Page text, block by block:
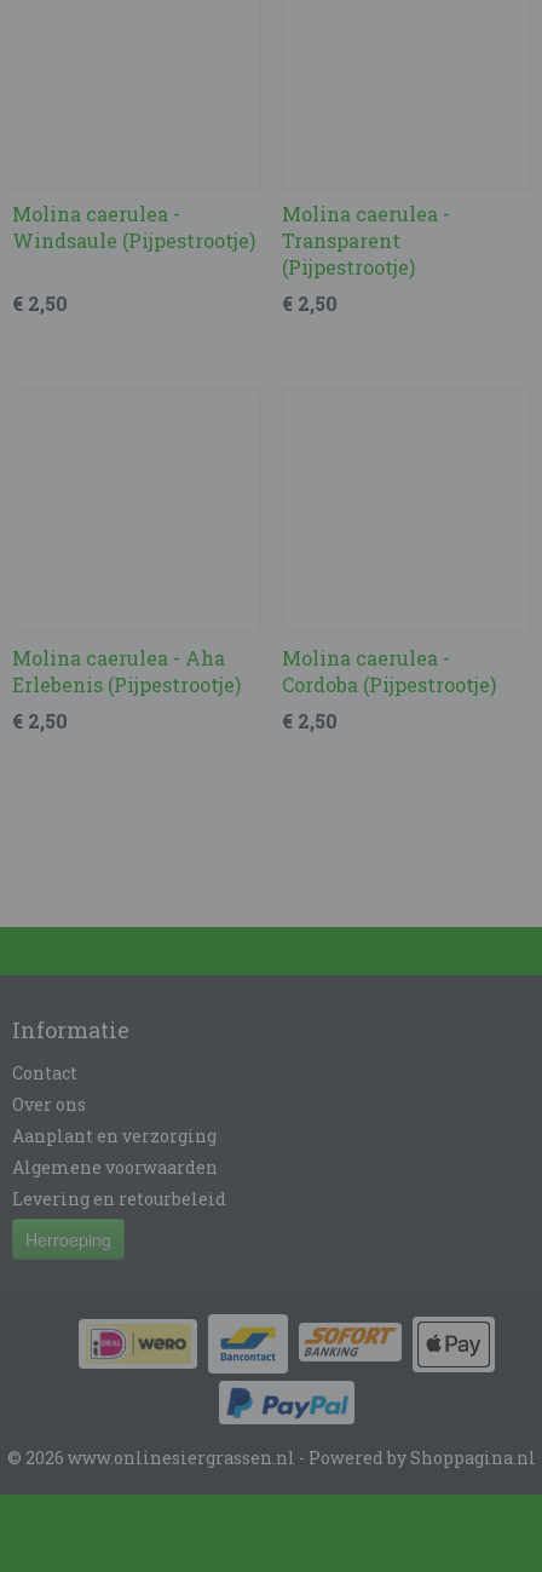
Molina caerulea -
Windsaule (Pijpestrootje)
€ 2,50
Molina caerulea -
Transparent
(Pijpestrootje)
€ 2,50
Molina caerulea - Aha
Erlebenis (Pijpestrootje)
€ 2,50
Molina caerulea -
Cordoba (Pijpestrootje)
€ 2,50
Informatie
Contact
Over ons
Aanplant en verzorging
Algemene voorwaarden
Levering en retourbeleid
Herroeping
© 2026 www.onlinesiergrassen.nl - Powered by Shoppagina.nl